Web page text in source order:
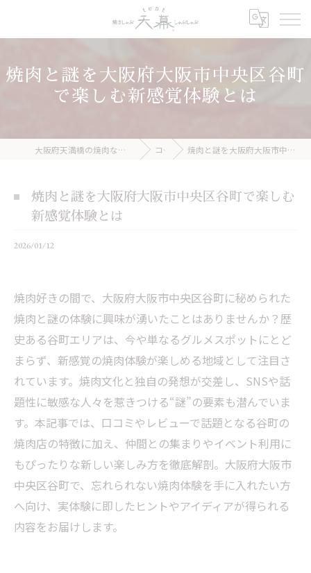
焼肉と謎を大阪府大阪市中央区谷町
で楽しむ新感覚体験とは
大阪府天満橋の焼肉なら焼きしゃぶ 天幕 しゃぶしゃぶ コラム 焼肉と謎を大阪府大阪市中央区谷町で楽しむ新感覚体験とは
焼肉と謎を大阪府大阪市中央区谷町で楽しむ
新感覚体験とは
2026/01/12
焼肉好きの間で、大阪府大阪市中央区谷町に秘められた
焼肉と謎の体験に興味が湧いたことはありませんか？歴
史ある谷町エリアは、今や単なるグルメスポットにとど
まらず、新感覚の焼肉体験が楽しめる地域として注目さ
れています。焼肉文化と独自の発想が交差し、SNSや話
題性に敏感な人々を惹きつける“謎”の要素も潜んでいま
す。本記事では、口コミやレビューで話題となる谷町の
焼肉店の特徴に加え、仲間との集まりやイベント利用に
もぴったりな新しい楽しみ方を徹底解剖。大阪府大阪市
中央区谷町で、忘れられない焼肉体験を手に入れたい方
へ向け、実体験に即したヒントやアイディアが得られる
内容をお届けします。